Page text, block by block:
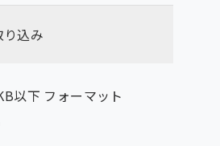
込み
以下 フォーマット